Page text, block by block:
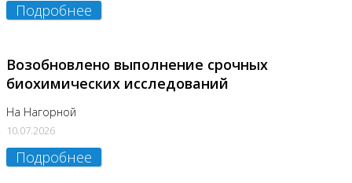
Подробнее
Возобновлено выполнение срочных
биохимических исследований
На Нагорной
10.07.2026
Подробнее